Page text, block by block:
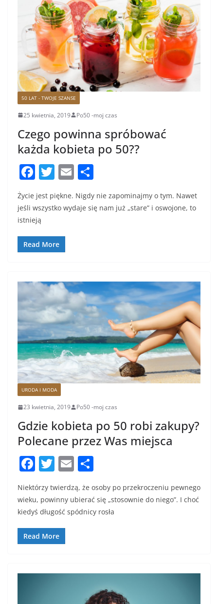
50 LAT - TWOJE SZANSE
25 kwietnia, 2019 Po50 -moj czas
Czego powinna spróbować
każda kobieta po 50??
F
a
c
e
b
o
k
T
w
itt
er
E
m
ai
h
ar
e
Życie jest piękne. Nigdy nie zapominajmy o tym. Nawet
jeśli wszystko wydaje się nam już „stare” i oswojone, to
istnieją
Read More
URODA I MODA
23 kwietnia, 2019 Po50 -moj czas
Gdzie kobieta po 50 robi zakupy?
Polecane przez Was miejsca
F
a
c
e
b
o
k
T
w
itt
er
E
m
ai
l
ar
e
Niektórzy twierdzą, że osoby po przekroczeniu pewnego
wieku, powinny ubierać się „stosownie do niego”. I choć
kiedyś długość spódnicy rosła
Read More